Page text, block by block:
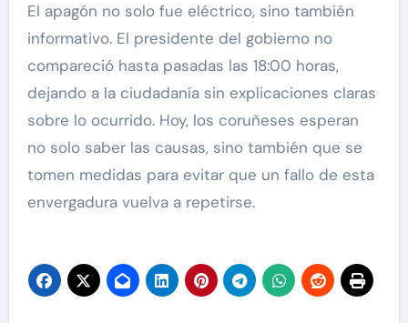
El apagón no solo fue eléctrico, sino también
informativo. El presidente del gobierno no
compareció hasta pasadas las 18:00 horas,
dejando a la ciudadanía sin explicaciones claras
sobre lo ocurrido. Hoy, los coruñeses esperan
no solo saber las causas, sino también que se
tomen medidas para evitar que un fallo de esta
envergadura vuelva a repetirse.